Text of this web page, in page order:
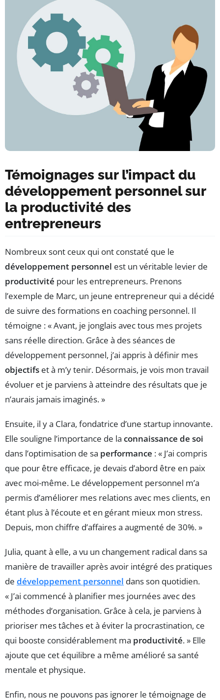
Témoignages sur l’impact du
développement personnel sur
la productivité des
entrepreneurs
Nombreux sont ceux qui ont constaté que le
développement personnel est un véritable levier de
productivité pour les entrepreneurs. Prenons
l’exemple de Marc, un jeune entrepreneur qui a décidé
de suivre des formations en coaching personnel. Il
témoigne : « Avant, je jonglais avec tous mes projets
sans réelle direction. Grâce à des séances de
développement personnel, j’ai appris à définir mes
objectifs et à m’y tenir. Désormais, je vois mon travail
évoluer et je parviens à atteindre des résultats que je
n’aurais jamais imaginés. »
Ensuite, il y a Clara, fondatrice d’une startup innovante.
Elle souligne l’importance de la connaissance de soi
dans l’optimisation de sa performance : « J’ai compris
que pour être efficace, je devais d’abord être en paix
avec moi-même. Le développement personnel m’a
permis d’améliorer mes relations avec mes clients, en
étant plus à l’écoute et en gérant mieux mon stress.
Depuis, mon chiffre d’affaires a augmenté de 30%. »
Julia, quant à elle, a vu un changement radical dans sa
manière de travailler après avoir intégré des pratiques
de développement personnel dans son quotidien.
« J’ai commencé à planifier mes journées avec des
méthodes d’organisation. Grâce à cela, je parviens à
prioriser mes tâches et à éviter la procrastination, ce
qui booste considérablement ma productivité. » Elle
ajoute que cet équilibre a même amélioré sa santé
mentale et physique.
Enfin, nous ne pouvons pas ignorer le témoignage de